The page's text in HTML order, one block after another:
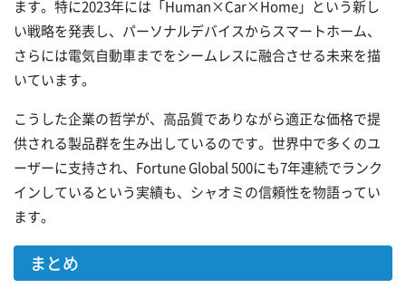
ます。特に2023年には「Human×Car×Home」という新し
い戦略を発表し、パーソナルデバイスからスマートホーム、
さらには電気自動車までをシームレスに融合させる未来を描
いています。
こうした企業の哲学が、高品質でありながら適正な価格で提
供される製品群を生み出しているのです。世界中で多くのユ
ーザーに支持され、Fortune Global 500にも7年連続でランク
インしているという実績も、シャオミの信頼性を物語ってい
ます。
まとめ